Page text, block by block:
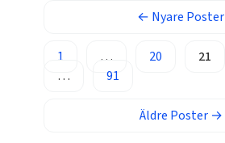
← Nyare Poster
1 … 20 21
…
91
Äldre Poster →
Latviešu valoda
Македонски јазик